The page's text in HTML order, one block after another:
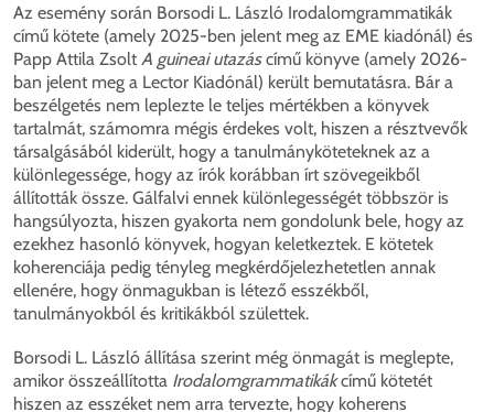
Az esemény során Borsodi L. László Irodalomgrammatikák
című kötete (amely 2025-ben jelent meg az EME kiadónál) és
Papp Attila Zsolt A guineai utazás című könyve (amely 2026-
ban jelent meg a Lector Kiadónál) került bemutatásra. Bár a
beszélgetés nem leplezte le teljes mértékben a könyvek
tartalmát, számomra mégis érdekes volt, hiszen a résztvevők
társalgásából kiderült, hogy a tanulmányköteteknek az a
különlegessége, hogy az írók korábban írt szövegeikből
állították össze. Gálfalvi ennek különlegességét többször is
hangsúlyozta, hiszen gyakorta nem gondolunk bele, hogy az
ezekhez hasonló könyvek, hogyan keletkeztek. E kötetek
koherenciája pedig tényleg megkérdőjelezhetetlen annak
ellenére, hogy önmagukban is létező esszékből,
tanulmányokból és kritikákból születtek.
Borsodi L. László állítása szerint még önmagát is meglepte,
amikor összeállította Irodalomgrammatikákcímű kötetét
hiszen az esszéket nem arra tervezte, hogy koherens